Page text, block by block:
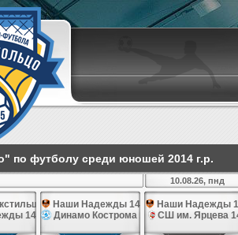
по футболу среди юношей 2014 г.р.
14
14
Наши Надежды 14
Динамо Кострома 14
10.08.26, пнд
Наши Надежды
СШ им. Ярцева